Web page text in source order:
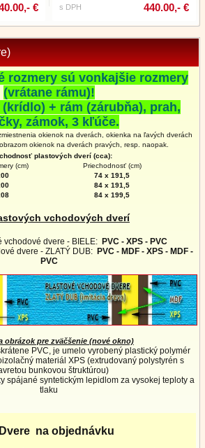
€ s DPH 440.00,- €
rozmery sú vonkajšie rozmery
(vrátane rámu)!
+ rám (zárubňa), prah,
zámok, 3 kľúče.
okienok na dverách, okienka na ľavých dverách
okienok na dverách pravých, resp. naopak.
plastových dverí (cca):
(cm)
Priechodnosť (cm)
74 x 191,5
84 x 191,5
84 x 199,5
vchodových dverí
vchodové dvere - BIELE: PVC - XPS - PVC
dvere - ZLATÝ DUB: PVC - MDF - XPS - MDF -
PVC
obrázok pre zväčšenie (nové okno)
PVC, je umelo vyrobený plastický polymér
materiál XPS (extrudovaný polystyrén s
bunkovou štruktúrou)
spájané syntetickým lepidlom za vysokej teploty a
tlaku
Dvere na objednávku